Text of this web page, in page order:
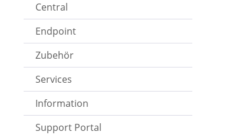
Central
Endpoint
Zubehör
Services
Information
Support Portal